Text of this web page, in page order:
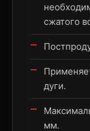
сжатого
дуги.
мм.